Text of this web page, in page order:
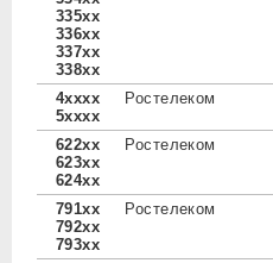
335xx
336xx
337xx
338xx
4xxxx
5xxxx
Ростелеком
622xx
623xx
624xx
Ростелеком
791xx
792xx
793xx
Ростелеком